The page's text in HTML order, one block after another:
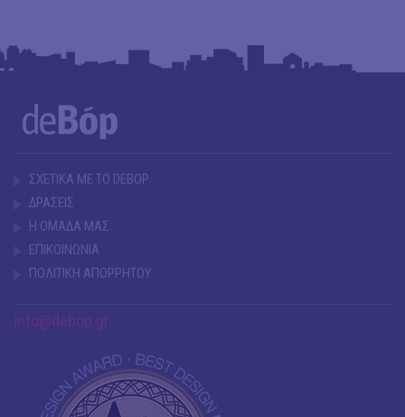
ΣΧΕΤΙΚΑ ΜΕ ΤΟ DEBOP
ΔΡΑΣΕΙΣ
Η ΟΜΑΔΑ ΜΑΣ
ΕΠΙΚΟΙΝΩΝΙΑ
ΠΟΛΙΤΙΚΗ ΑΠΟΡΡΗΤΟΥ
info@debop.gr